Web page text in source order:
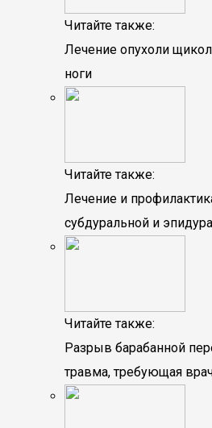
Читайте также:
Лечение опухоли
ноги
Читайте также:
Лечение и
субдуральной и
Читайте также:
Разрыв барабанной
травма, требующая